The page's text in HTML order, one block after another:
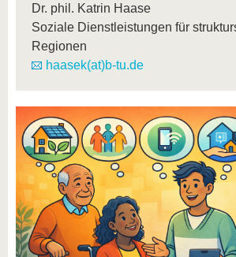
Dr. phil. Katrin Haase
Soziale Dienstleistungen für
Regionen
haasek(at)b-tu.de